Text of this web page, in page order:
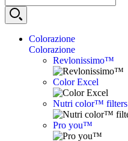
Colorazione
Colorazione
Revlonissimo™
Color Excel
Nutri color™ filters
Pro you™